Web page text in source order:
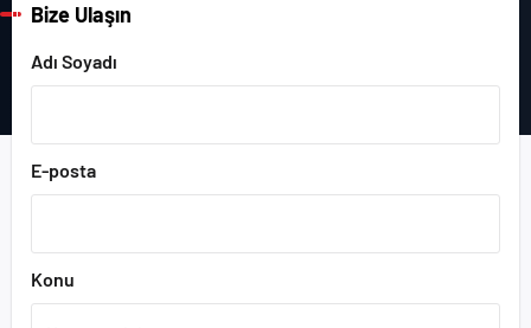
Bize Ulaşın
Adı Soyadı
E-posta
Konu